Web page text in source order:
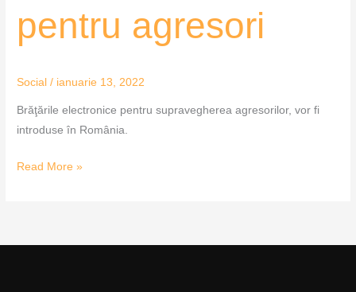
pentru agresori
Social / ianuarie 13, 2022
Brăţările electronice pentru supravegherea agresorilor, vor fi
introduse în România.
agresori
Read More »